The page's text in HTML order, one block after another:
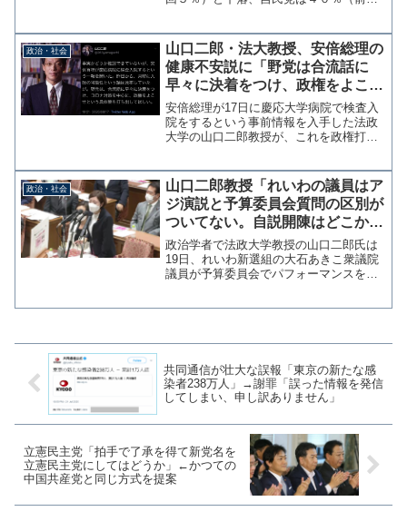
今、どの政党を支持していますか。政党
名でお答えください。 自民...
政治・社会
山口二郎・法大教授、安倍総理の
健康不安説に「野党は合流話に
早々に決着をつけ、政権をよこせ
という具体策を打ち出してほし
い」→案の定、炎上中
安倍総理が17日に慶応大学病院で検査入
院をするという事前情報を入手した法政
大学の山口二郎教授が、これを政権打倒
ていないが、安倍首相が慶応病院に検査
入院するという一報を聞...
政治・社会
山口二郎教授「れいわの議員はア
ジ演説と予算委員会質問の区別が
ついてない。自説開陳はどこか別
の所で」大石あきこ議員の質疑を
批判
政治学者で法政大学教授の山口二郎氏は
19日、れいわ新選組の大石あきこ衆議院
議員が予算委員会でパフォーマンスを行
共同通信が壮大な誤報「東京の新たな感
染者238万人」→謝罪「誤った情報を発信
してしまい、申し訳ありません」
立憲民主党「拍手で了承を得て新党名を
立憲民主党にしてはどうか」←かつての
中国共産党と同じ方式を提案